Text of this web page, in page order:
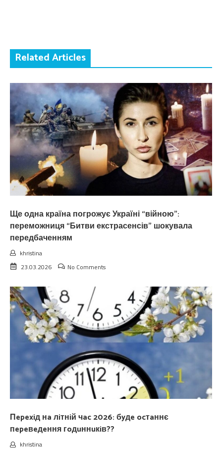
Related Articles
Ще одна країна погрожує Україні “війною”:
переможниця “Битви екстрасенсів” шокувала
передбаченням
khristina
23.03.2026
No Comments
Пepexiд нa лiтнiй чac 2026: бyдe ocтaннє
пepeвeдeння гoдuннuкiв??
khristina